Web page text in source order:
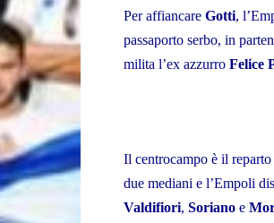
Per affiancare Gotti,
passaporto serbo, in
milita l’ex azzurro Felice
Il centrocampo è il
due mediani e l’Empoli
Valdifiori, Soriano e